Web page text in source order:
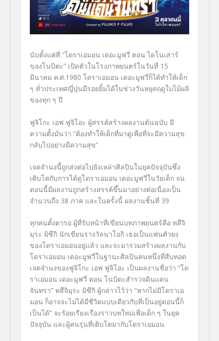
นับตั้งแต่ที่ “โดราเอมอน เดอะมูฟวี่ ตอน ไดโนเสาร์
ของโนบิตะ” เปิดตัวในโรงภาพยนตร์ในวันที่ 15
มีนาคม ค.ศ.1980 โดราเอมอน เดอะมูฟวี่ก็ได้ทำให้เด็ก
ๆ ทั่วประเทศญี่ปุ่นมีรอยยิ้มได้ในช่วงวันหยุดฤดูใบไม้ผลิ
ของทุก ๆ ปี
ฟูจิโกะ เอฟ ฟูจิโอะ ผู้สรรค์สร้างผลงานต้นฉบับ มี
ความตั้งมั่นว่า “ต้องทำให้เด็กที่มาดูเพื่อที่จะมีความสุข
กลับไปอย่างมีความสุข”
เจตจำนงนี้ถูกส่งต่อไปยังเหล่าศิลปินในยุคปัจจุบันซึ่ง
เติบโตกับการได้ดูโดราเอมอน เดอะมูฟวี่ในวัยเด็ก จน
ตอนนี้มีผลงานถูกสร้างสรรค์ขึ้นมาอย่างต่อเนื่องเป็น
จำนวนถึง 38 ภาค และในครั้งนี้ ผลงานชิ้นที่ 39
ทุกคนตั้งตารอ ผู้ที่รับหน้าที่เขียนบทภาพยนตร์คือ ทสึจิ
มุระ มิซึกิ นักเขียนรางวัลนาโอกิ เธอเป็นแฟนตัวยง
ของโดราเอมอนอยู่แล้ว และจะมาร่วมสร้างผลงานกับ
โดราเอมอน เดอะมูฟวี่ในฐานะศิลปินคนหนึ่งที่สืบทอด
เจตจำนงของฟูจิโกะ เอฟ ฟูจิโอะ เป็นผลงานชื่อว่า “โด
ราเอมอน เดอะมูฟวี่ ตอน โนบิตะสำรวจดินแดน
จันทรา” ทสึจิมุระ มิซึกิ ผู้กล่าวไว้ว่า “หากไม่มีโดราเอ
มอน ก็อาจจะไม่ได้มีชีวิตแบบเดียวกับที่เป็นอยู่ตอนนี้ก็
เป็นได้” จะร้อยเรียงเรื่องราวบทใหม่เพื่อเด็ก ๆ ในยุค
ปัจจุบัน และผู้คนรุ่นที่เติบโตมากับโดราเอมอน